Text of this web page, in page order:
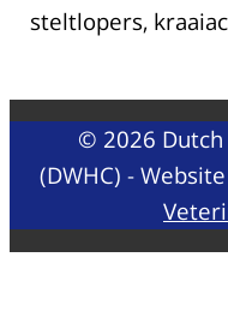
steltlopers,
© 2026
(DWHC) -